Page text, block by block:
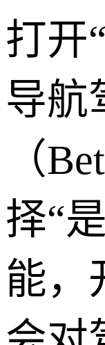
打开
导航
（
择“
能，